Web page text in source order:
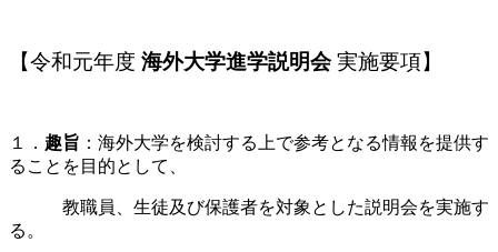
【令和元年度 海外大学進学説明会実施要項】
１． 趣旨 ：海外大学を検討する上で参考となる情報を提供す
ることを目的として、
教職員、生徒及び保護者を対象とした説明会を実施す
る。